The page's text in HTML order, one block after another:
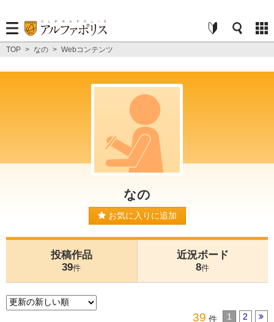
TOP > なの > Webコンテンツ
なの
お気に入りに追加
投稿作品
39件
近況ボード
8件
39 件 1 2